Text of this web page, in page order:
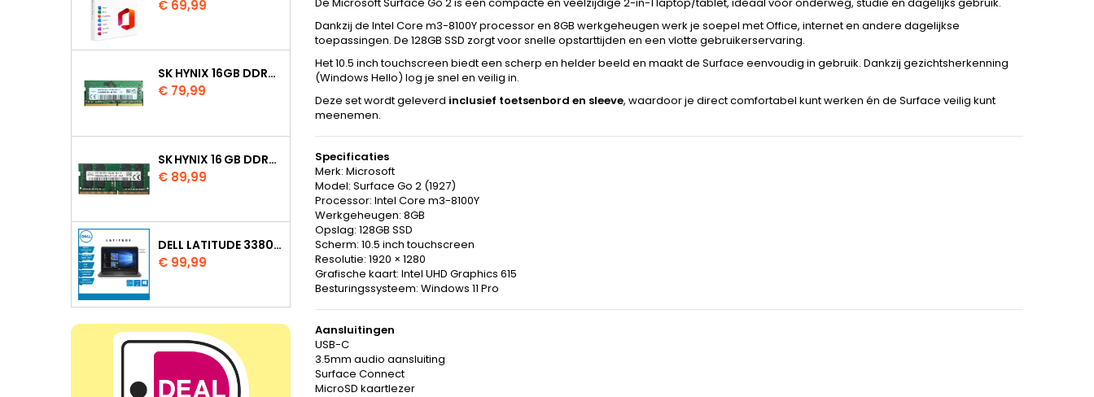
Prijs
€ 69,99
SK HYNIX 16GB DDR4 3200MHZ SO DIMM HMAA2GS6AJR8N XN
Prijs
€ 79,99
SK HYNIX 16 GB DDR4 3200 MHZ SODIMM
Prijs
€ 89,99
DELL LATITUDE 3380 INTEL CORE I5 7200U 8GB 128GB SSD W11 PRO
Prijs
€ 99,99
Dankzij de Intel Core m3-8100Y processor en 8GB werkgeheugen werk je soepel met Office, internet en andere dagelijkse
toepassingen. De 128GB SSD zorgt voor snelle opstarttijden en een vlotte gebruikerservaring.
Het 10.5 inch touchscreen biedt een scherp en helder beeld en maakt de Surface eenvoudig in gebruik. Dankzij gezichtsherkenning
(Windows Hello) log je snel en veilig in.
Deze set wordt geleverd inclusief toetsenbord en sleeve, waardoor je direct comfortabel kunt werken én de Surface veilig kunt
meenemen.
Specificaties
Merk: Microsoft
Model: Surface Go 2 (1927)
Processor: Intel Core m3-8100Y
Werkgeheugen: 8GB
Opslag: 128GB SSD
Scherm: 10.5 inch touchscreen
Resolutie: 1920 × 1280
Grafische kaart: Intel UHD Graphics 615
Besturingssysteem: Windows 11 Pro
Aansluitingen
USB-C
3.5mm audio aansluiting
Surface Connect
MicroSD kaartlezer